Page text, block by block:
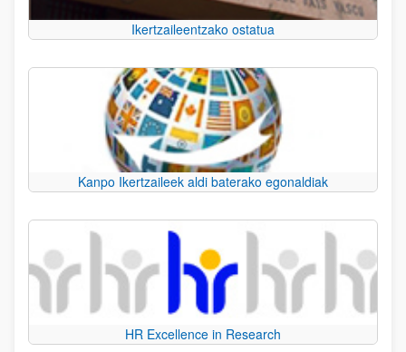
Ikertzaileentzako ostatua
Kanpo Ikertzaileek aldi baterako egonaldiak
HR Excellence in Research